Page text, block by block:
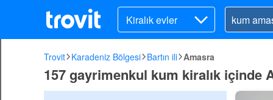
Kiralık evler
Trovit Karadeniz Bölgesi Bartın ili Amasra
157 gayrimenkul kum kiralık içinde